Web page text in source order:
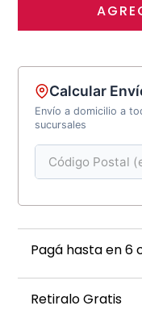
Calcular
Envío a domicilio a
sucursales
Pagá hasta en 6
Retiralo Gratis